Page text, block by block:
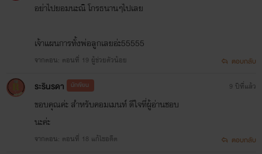
อย่าไปยอมนะณิ โกรธนานๆไปเลย
เจ้าแผนการทั้งพ่อลูกเลยอ่ะ55555
จากตอน: ตอนที่ 19 ผู้ช่วยตัวน้อย ตอบกลับ
ระรินรดา นักเขียน
ขอบคุณค่ะ สำหรับคอมเมนท์ ดีใจที่ผู้อ่านชอบ
นะค่ะ
จากตอน: ตอนที่ 18 แก้ไขอดีต
9 ปีที่แล้ว
ตอบกลับ